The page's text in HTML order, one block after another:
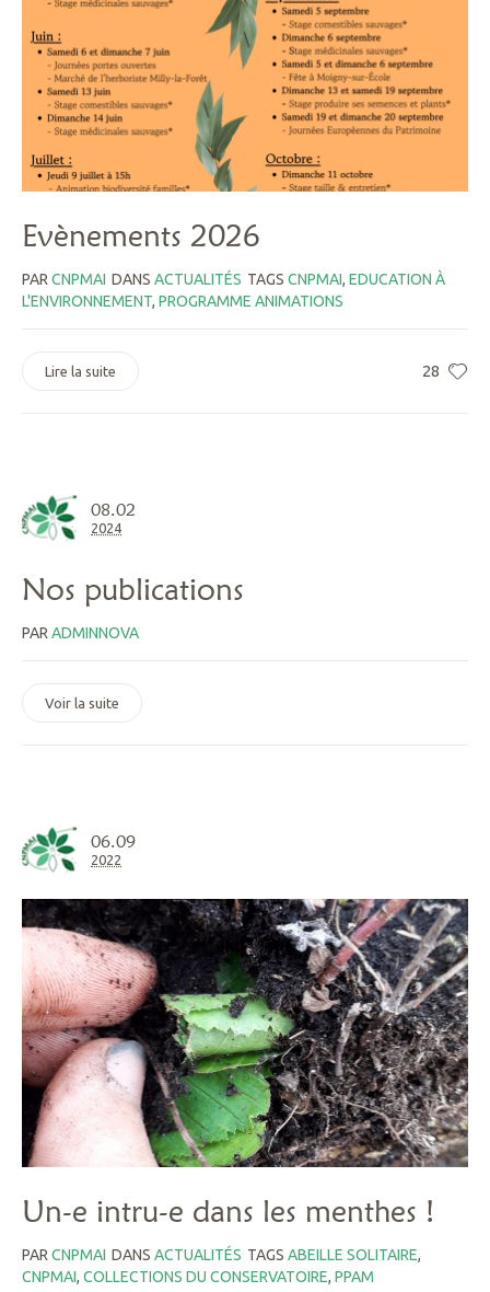
Evènements 2026
PAR CNPMAI DANS ACTUALITÉS TAGS CNPMAI, EDUCATION À
L'ENVIRONNEMENT, PROGRAMME ANIMATIONS
28
Lire la suite
08.02
2024
Nos publications
PAR ADMINNOVA
Voir la suite
06.09
2022
Un-e intru-e dans les menthes !
PAR CNPMAI DANS ACTUALITÉS TAGS ABEILLE SOLITAIRE,
CNPMAI, COLLECTIONS DU CONSERVATOIRE, PPAM